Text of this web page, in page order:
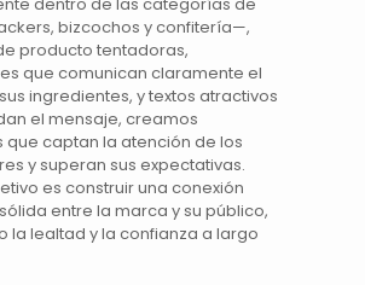
bizcochos y confitería—,
producto tentadoras,
que comunican claramente el
ingredientes, y textos atractivos
el mensaje, creamos
que captan la atención de los
y superan sus expectativas.
es construir una conexión
entre la marca y su público,
la lealtad y la confianza a largo